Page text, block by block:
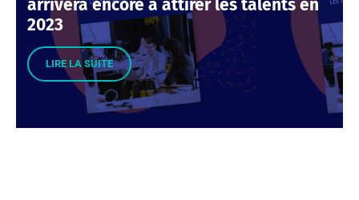
arrivera encore à attirer les talents en
2023
LIRE LA SUITE